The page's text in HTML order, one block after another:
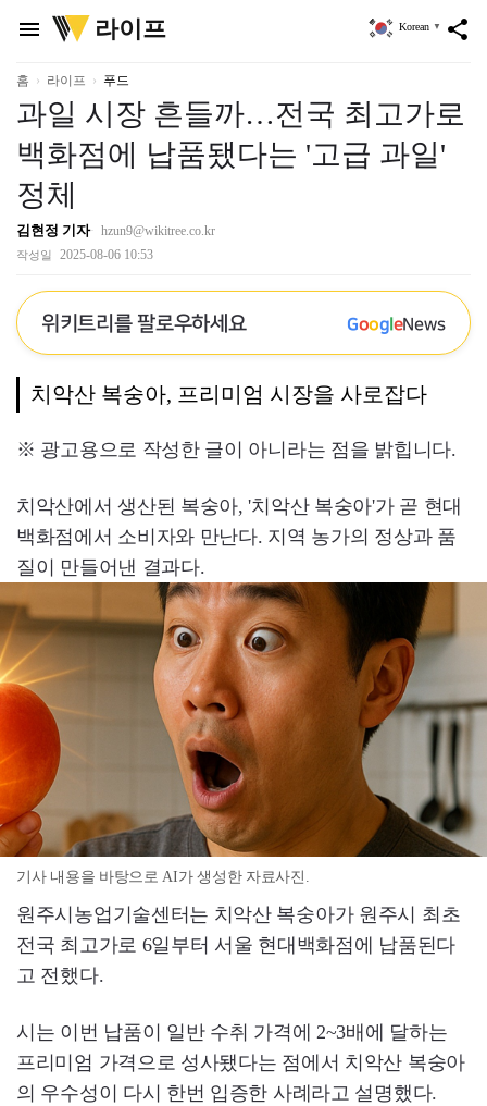
menu
위
키
리
라이프 share
Korean ▼
홈 라이프 푸드
과일 시장 흔들까…전국 최고가로
백화점에 납품됐다는 '고급 과일'
정체
김현정 기자 hzun9@wikitree.co.kr
작성일 2025-08-06 10:53
위키트리를 팔로우하세요 GoogleNews
치악산 복숭아, 프리미엄 시장을 사로잡다
※ 광고용으로 작성한 글이 아니라는 점을 밝힙니다.
치악산에서 생산된 복숭아, '치악산 복숭아'가 곧 현대
백화점에서 소비자와 만난다. 지역 농가의 정상과 품
질이 만들어낸 결과다.
기사 내용을 바탕으로 AI가 생성한 자료사진.
원주시농업기술센터는 치악산 복숭아가 원주시 최초
전국 최고가로 6일부터 서울 현대백화점에 납품된다
고 전했다.
시는 이번 납품이 일반 수취 가격에 2~3배에 달하는
프리미엄 가격으로 성사됐다는 점에서 치악산 복숭아
의 우수성이 다시 한번 입증한 사례라고 설명했다.